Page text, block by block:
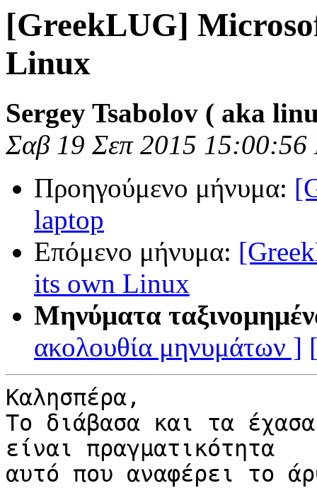
[GreekLUG]
Linux
Sergey Tsabolov ( aka
Σαβ 19 Σεπ 2015 15:00:56
Προηγούμενο μήνυμα:
laptop
Επόμενο μήνυμα:
its own Linux
Μηνύματα
ακολουθία μηνυμάτων ]
Καλησπέρα,
Το διάβασα και τα
είναι πραγματικότητα
αυτό που αναφέρει το